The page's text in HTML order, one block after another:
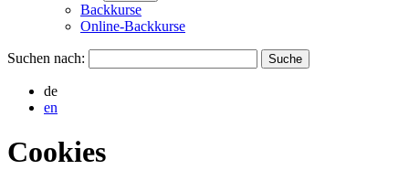
Backkurse
Online-Backkurse
Suchen nach:
de
en
Cookies